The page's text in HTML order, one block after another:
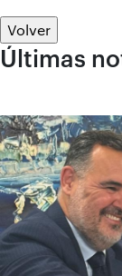
Volver
Últimas